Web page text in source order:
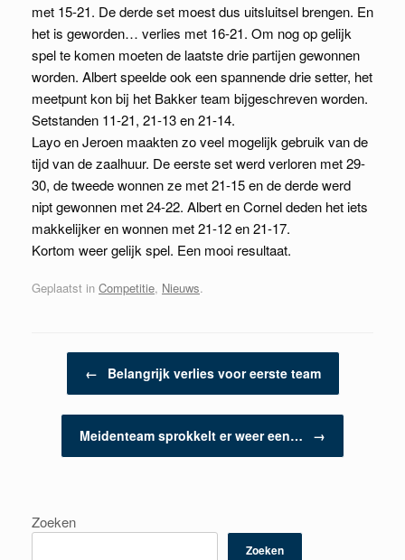
met 15-21. De derde set moest dus uitsluitsel brengen. En
het is geworden… verlies met 16-21. Om nog op gelijk
spel te komen moeten de laatste drie partijen gewonnen
worden. Albert speelde ook een spannende drie setter, het
meetpunt kon bij het Bakker team bijgeschreven worden.
Setstanden 11-21, 21-13 en 21-14.
Layo en Jeroen maakten zo veel mogelijk gebruik van de
tijd van de zaalhuur. De eerste set werd verloren met 29-
30, de tweede wonnen ze met 21-15 en de derde werd
nipt gewonnen met 24-22. Albert en Cornel deden het iets
makkelijker en wonnen met 21-12 en 21-17.
Kortom weer gelijk spel. Een mooi resultaat.
Geplaatst in Competitie, Nieuws.
Berichtnavigatie
← Belangrijk verlies voor eerste team
Meidenteam sprokkelt er weer een… →
Zoeken
Zoeken